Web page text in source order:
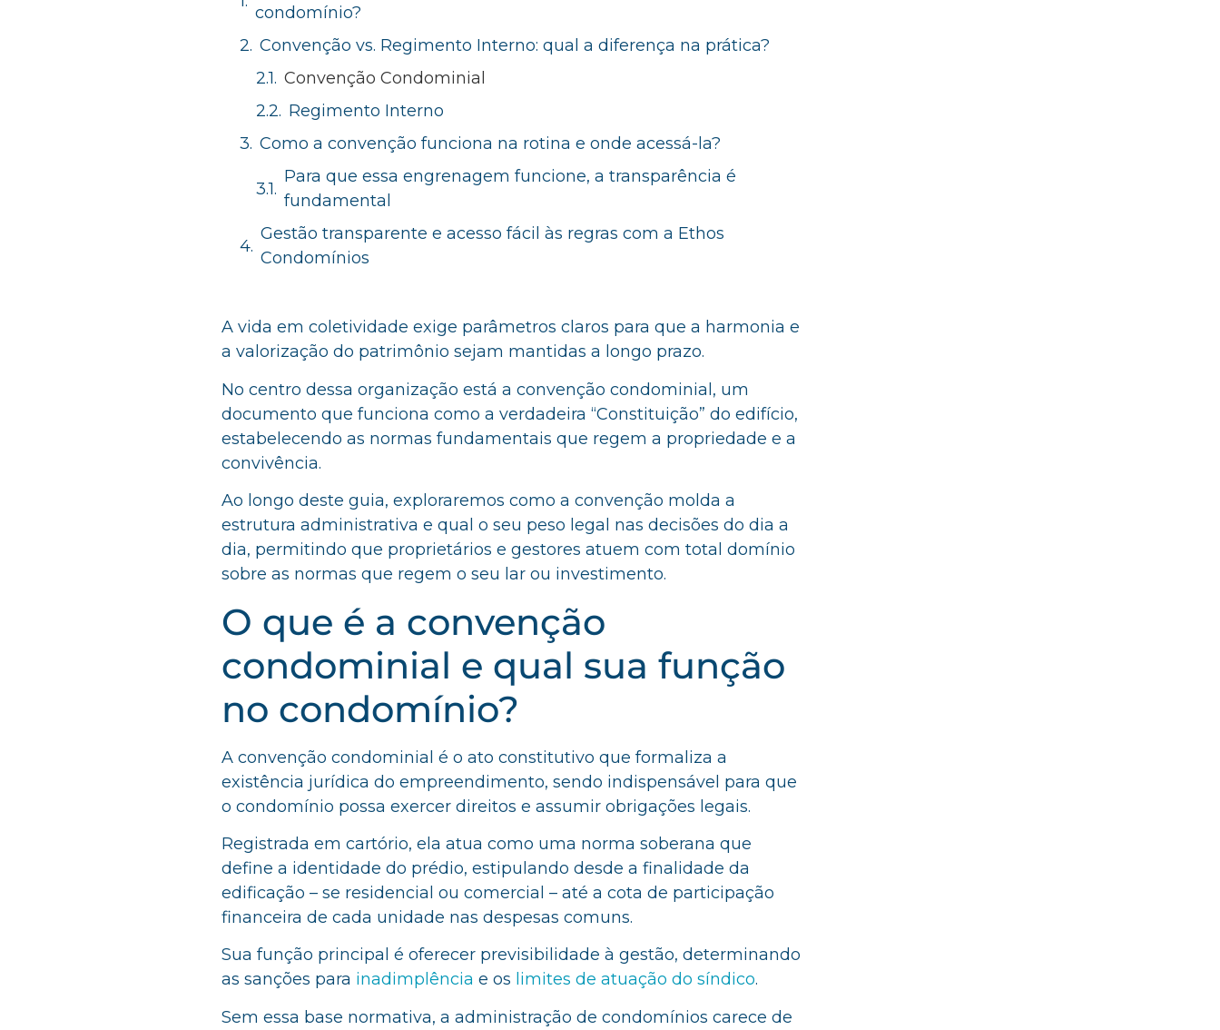
condomínio?
Convenção vs. Regimento Interno: qual a diferença na prática?
Convenção Condominial
Regimento Interno
Como a convenção funciona na rotina e onde acessá-la?
Para que essa engrenagem funcione, a transparência é
fundamental
Gestão transparente e acesso fácil às regras com a Ethos
Condomínios
A vida em coletividade exige parâmetros claros para que a harmonia e
a valorização do patrimônio sejam mantidas a longo prazo.
No centro dessa organização está a convenção condominial, um
documento que funciona como a verdadeira “Constituição” do edifício,
estabelecendo as normas fundamentais que regem a propriedade e a
convivência.
Ao longo deste guia, exploraremos como a convenção molda a
estrutura administrativa e qual o seu peso legal nas decisões do dia a
dia, permitindo que proprietários e gestores atuem com total domínio
sobre as normas que regem o seu lar ou investimento.
O que é a convenção
condominial e qual sua função
no condomínio?
A convenção condominial é o ato constitutivo que formaliza a
existência jurídica do empreendimento, sendo indispensável para que
o condomínio possa exercer direitos e assumir obrigações legais.
Registrada em cartório, ela atua como uma norma soberana que
define a identidade do prédio, estipulando desde a finalidade da
edificação – se residencial ou comercial – até a cota de participação
financeira de cada unidade nas despesas comuns.
Sua função principal é oferecer previsibilidade à gestão, determinando
as sanções para inadimplência e os limites de atuação do síndico.
Sem essa base normativa, a administração de condomínios carece de